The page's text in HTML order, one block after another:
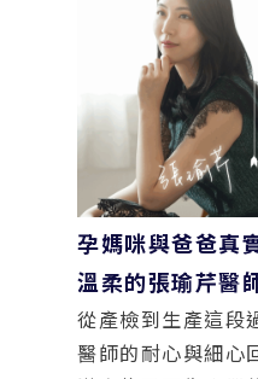
孕媽咪與爸爸真
溫柔的張瑜芹醫
從產檢到生產這段
醫師的耐心與細心